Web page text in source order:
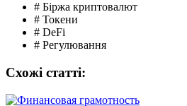
# Біржа криптовалют
# Токени
# DeFi
# Регулювання
Схожі статтi: